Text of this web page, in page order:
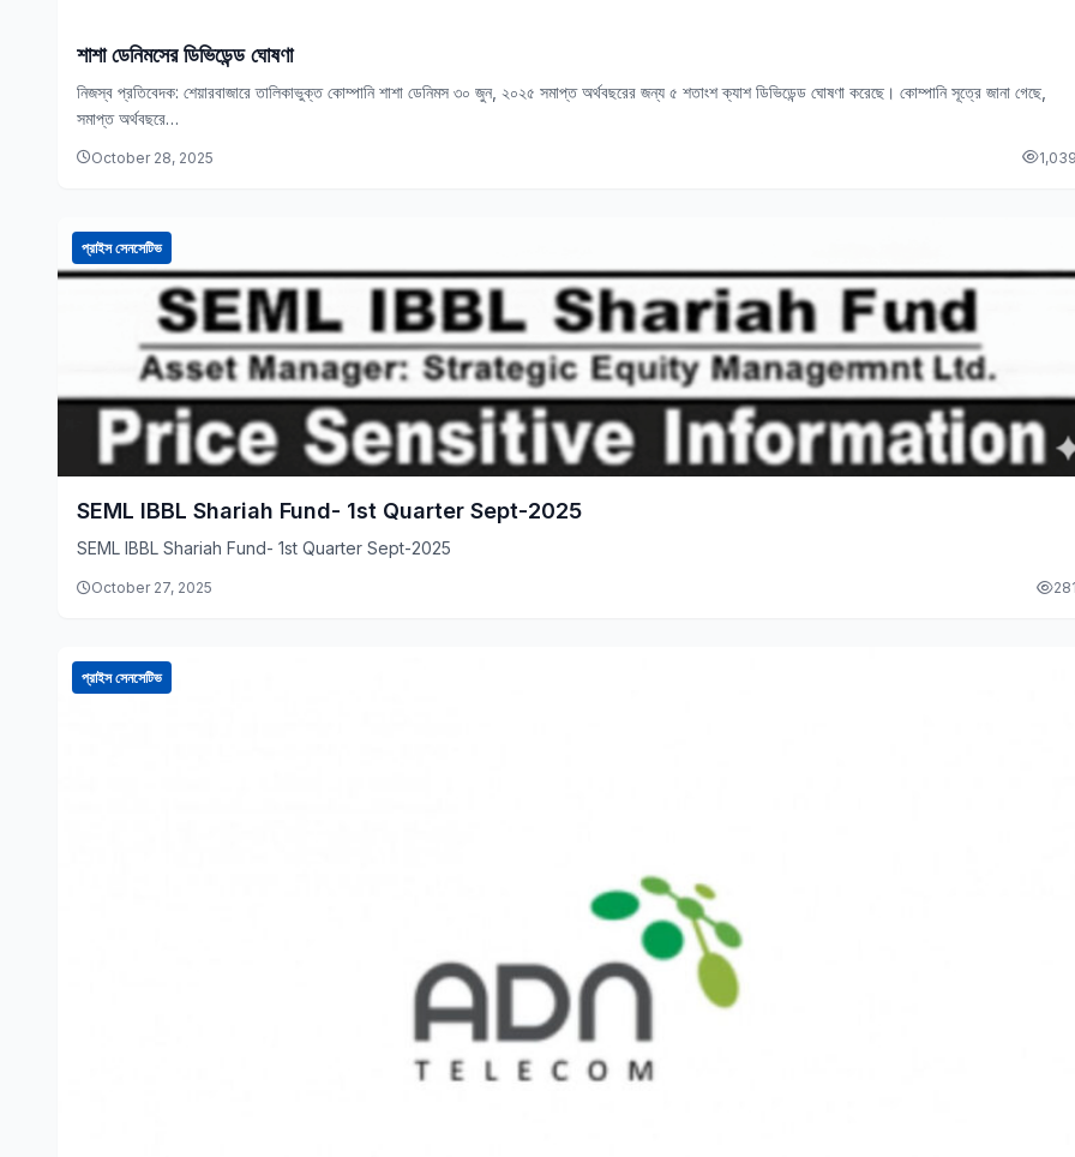
শাশা ডেনিমসের ডিভিডেন্ড ঘোষণা
নিজস্ব প্রতিবেদক: শেয়ারবাজারে তালিকাভুক্ত কোম্পানি শাশা ডেনিমস ৩০ জুন, ২০২৫ সমাপ্ত অর্থবছরের জন্য ৫ শতাংশ ক্যাশ ডিভিডেন্ড ঘোষণা করেছে। কোম্পানি সূত্রে জানা গেছে,
সমাপ্ত অর্থবছরে…
October 28, 2025
প্রাইস সেনসেটিভ
SEML IBBL Shariah Fund- 1st Quarter Sept-2025
SEML IBBL Shariah Fund- 1st Quarter Sept-2025
October 27, 2025
প্রাইস সেনসেটিভ